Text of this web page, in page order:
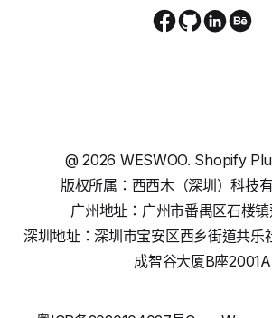
@2026 WESWOO. Shopify
版权所属：西西木（深圳）科技
广州地址：广州市番禺区石楼
深圳地址：深圳市宝安区西乡街道共乐
成智谷大厦B座2001A